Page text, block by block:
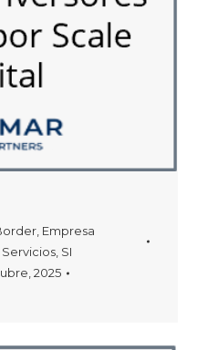
Empresa
Servicios SI
2025